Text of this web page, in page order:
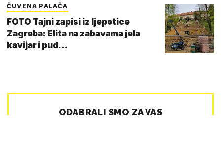
ČUVENA PALAČA
FOTO Tajni zapisi iz ljepotice
Zagreba: Elita na zabavama jela
kavijar i pud…